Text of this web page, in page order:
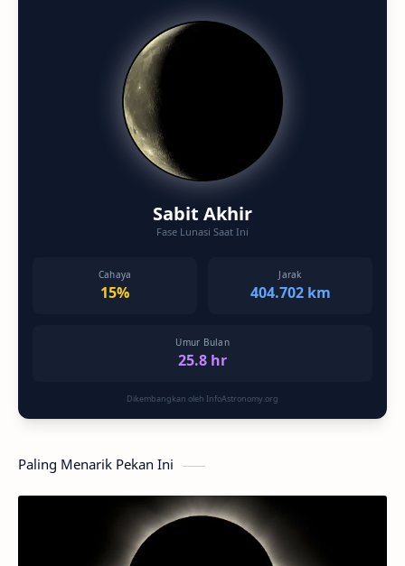
Sabit Akhir
Fase Lunasi Saat Ini
Cahaya
15%
Jarak
404.702 km
Umur Bulan
25.8 hr
Dikembangkan oleh InfoAstronomy.org
Paling Menarik Pekan Ini